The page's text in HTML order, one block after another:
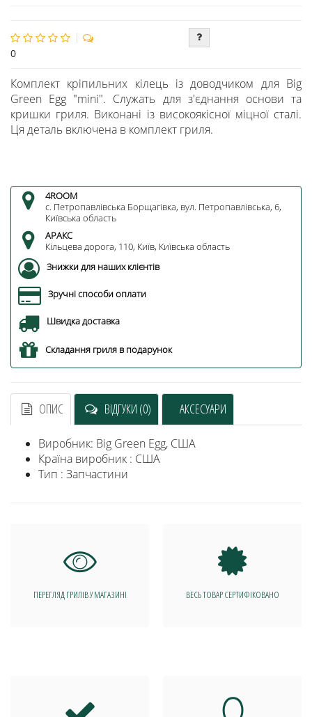
0
Комплект кріпильних кілець із доводчиком для Big
Green Egg "mini". Служать для з'єднання основи та
кришки гриля. Виконані із високоякісної міцної сталі.
Ця деталь включена в комплект гриля.
4ROOM
c. Петропавлівська Борщагівка, вул. Петропавлівська, 6,
Київська область
АРАКС
Кільцева дорога, 110, Київ, Київська область
Знижки для наших клієнтів
Зручні способи оплати
Швидка доставка
Складання гриля в подарунок
ОПИС ВІДГУКИ (0) АКСЕСУАРИ
Виробник: Big Green Egg, США
Країна виробник : США
Тип : Запчастини
ПЕРЕГЛЯД ГРИЛІВ У МАГАЗИНІ ВЕСЬ ТОВАР СЕРТИФІКОВАНО